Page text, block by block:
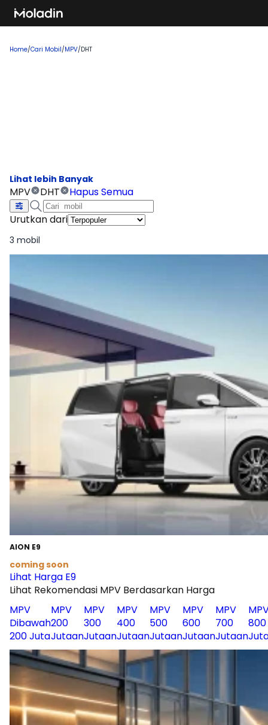
Home/Cari Mobil/MPV/DHT
MPV DHT
Hapus Semua
Urutkan dari
3 mobil
AION E9
coming soon
Lihat Harga E9
Lihat Rekomendasi MPV Berdasarkan Harga
MPV
Dibawah
200 Juta
MPV
200
Jutaan
MPV
300
Jutaan
MPV
400
Jutaan
MPV
500
Jutaan
MPV
600
Jutaan
MPV
700
Jutaan
800